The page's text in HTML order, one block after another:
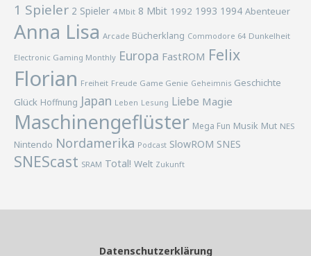
1 Spieler 2 Spieler 4 Mbit 8 Mbit 1992 1993 1994 Abenteuer
Anna Lisa Arcade Bücherklang Commodore 64 Dunkelheit
Electronic Gaming Monthly Europa FastROM Felix
Florian Freiheit Freude Game Genie Geheimnis Geschichte
Glück Hoffnung Japan Leben Lesung Liebe Magie
Maschinengeflüster Mega Fun Musik Mut NES
Nintendo Nordamerika Podcast SlowROM SNES
SNEScast SRAM Total! Welt Zukunft
Datenschutzerklärung